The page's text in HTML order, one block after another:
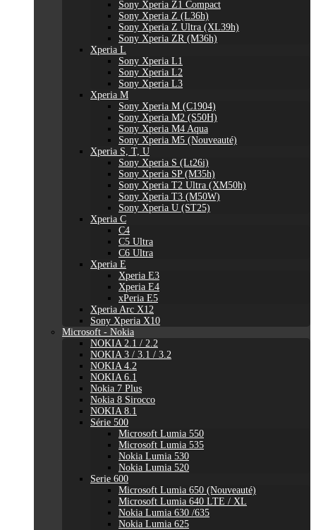
Sony Xperia Z1 Compact
Sony Xperia Z (L36h)
Sony Xperia Z Ultra (XL39h)
Sony Xperia ZR (M36h)
Xperia L
Sony Xperia L1
Sony Xperia L2
Sony Xperia L3
Xperia M
Sony Xperia M (C1904)
Sony Xperia M2 (S50H)
Sony Xperia M4 Aqua
Sony Xperia M5 (Nouveauté)
Xperia S, T, U
Sony Xperia S (Lt26i)
Sony Xperia SP (M35h)
Sony Xperia T2 Ultra (XM50h)
Sony Xperia T3 (M50W)
Sony Xperia U (ST25)
Xperia C
C4
C5 Ultra
C6 Ultra
Xperia E
Xperia E3
Xperia E4
xPeria E5
Xperia Arc X12
Sony Xperia X10
Microsoft - Nokia
NOKIA 2.1 / 2.2
NOKIA 3 / 3.1 / 3.2
NOKIA 4.2
NOKIA 6.1
Nokia 7 Plus
Nokia 8 Sirocco
NOKIA 8.1
Série 500
Microsoft Lumia 550
Microsoft Lumia 535
Nokia Lumia 530
Nokia Lumia 520
Serie 600
Microsoft Lumia 650 (Nouveauté)
Microsoft Lumia 640 LTE / XL
Nokia Lumia 630 /635
Nokia Lumia 625